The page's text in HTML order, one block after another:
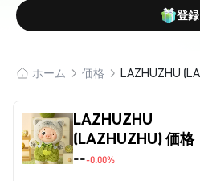
登録
ホーム 価格
LAZHUZHU
(LAZHUZHU) 価格
---0.00%